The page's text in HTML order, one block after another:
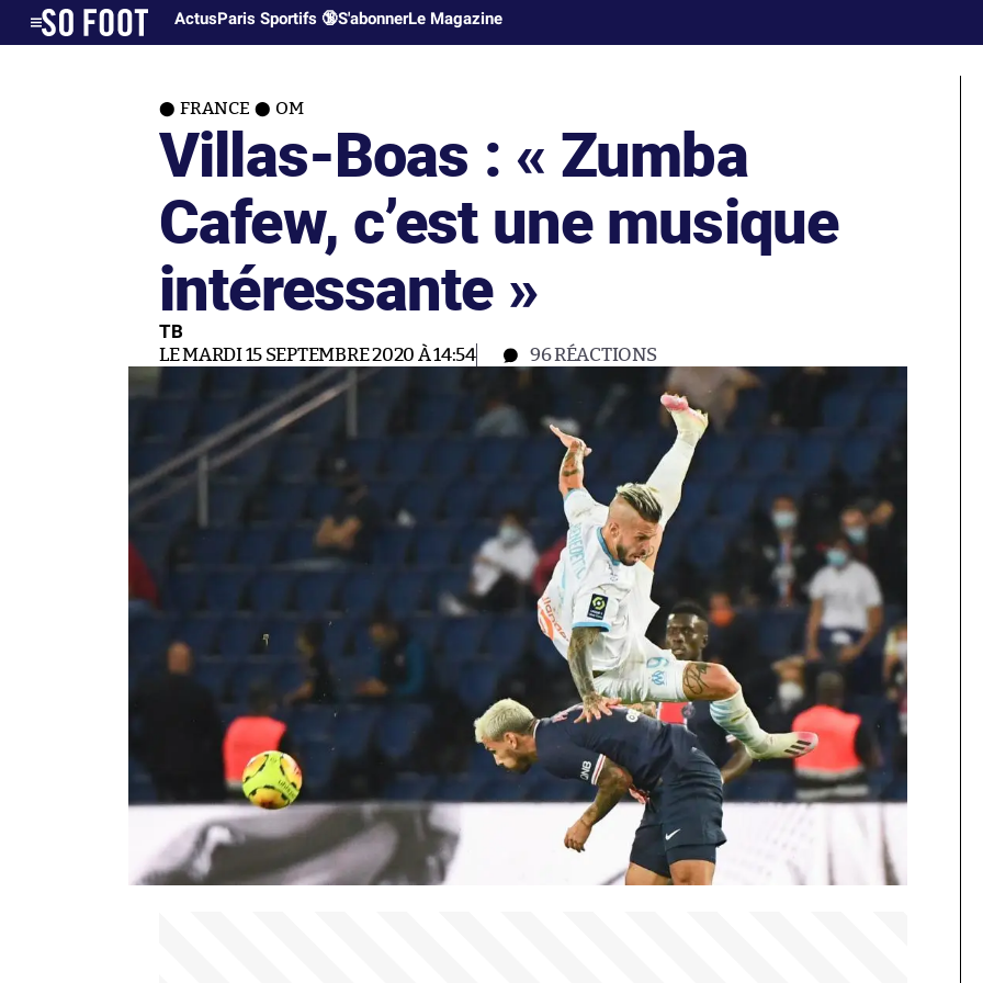
ActusParis Sportifs 🔞S'abonnerLe Magazine
FRANCE OM
Villas-Boas : « Zumba
Cafew, c’est une musique
intéressante »
TB
LE MARDI 15 SEPTEMBRE 2020 À 14:54 96RÉACTIONS